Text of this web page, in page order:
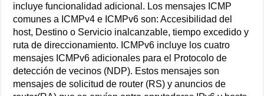
incluye funcionalidad adicional. Los mensajes ICMP
comunes a ICMPv4 e ICMPv6 son: Accesibilidad del
host, Destino o Servicio inalcanzable, tiempo excedido y
ruta de direccionamiento. ICMPv6 incluye los cuatro
mensajes ICMPv6 adicionales para el Protocolo de
detección de vecinos (NDP). Estos mensajes son
mensajes de solicitud de router (RS) y anuncios de